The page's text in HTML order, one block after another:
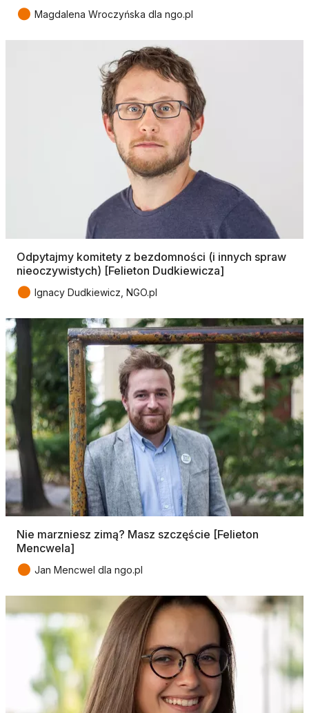
● Magdalena Wroczyńska dla ngo.pl
Odpytajmy komitety z bezdomności (i innych spraw
nieoczywistych) [Felieton Dudkiewicza]
● Ignacy Dudkiewicz, NGO.pl
Nie marzniesz zimą? Masz szczęście [Felieton
Mencwela]
● Jan Mencwel dla ngo.pl